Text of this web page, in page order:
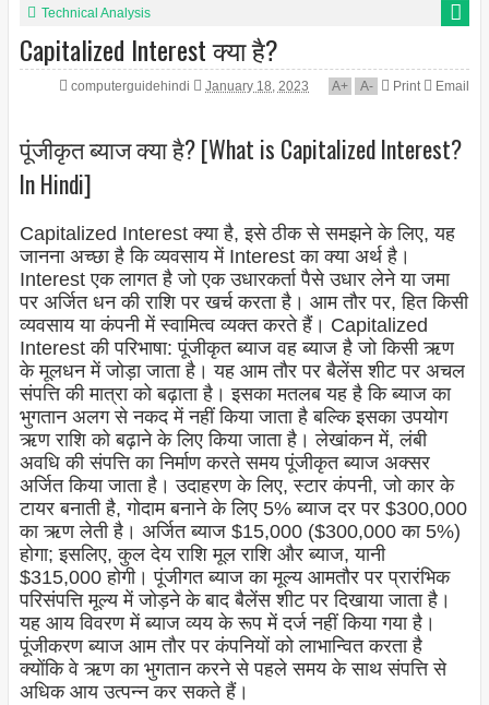
Technical Analysis
Capitalized Interest क्या है?
computerguidehindi January 18, 2023 A+ A- Print Email
पूंजीकृत ब्याज क्या है? [What is Capitalized Interest?
In Hindi]
Capitalized Interest क्या है, इसे ठीक से समझने के लिए, यह
जानना अच्छा है कि व्यवसाय में Interest का क्या अर्थ है।
Interest एक लागत है जो एक उधारकर्ता पैसे उधार लेने या जमा
पर अर्जित धन की राशि पर खर्च करता है। आम तौर पर, हित किसी
व्यवसाय या कंपनी में स्वामित्व व्यक्त करते हैं। Capitalized
Interest की परिभाषा: पूंजीकृत ब्याज वह ब्याज है जो किसी ऋण
के मूलधन में जोड़ा जाता है। यह आम तौर पर बैलेंस शीट पर अचल
संपत्ति की मात्रा को बढ़ाता है। इसका मतलब यह है कि ब्याज का
भुगतान अलग से नकद में नहीं किया जाता है बल्कि इसका उपयोग
ऋण राशि को बढ़ाने के लिए किया जाता है। लेखांकन में, लंबी
अवधि की संपत्ति का निर्माण करते समय पूंजीकृत ब्याज अक्सर
अर्जित किया जाता है। उदाहरण के लिए, स्टार कंपनी, जो कार के
टायर बनाती है, गोदाम बनाने के लिए 5% ब्याज दर पर $300,000
का ऋण लेती है। अर्जित ब्याज $15,000 ($300,000 का 5%)
होगा; इसलिए, कुल देय राशि मूल राशि और ब्याज, यानी
$315,000 होगी। पूंजीगत ब्याज का मूल्य आमतौर पर प्रारंभिक
परिसंपत्ति मूल्य में जोड़ने के बाद बैलेंस शीट पर दिखाया जाता है।
यह आय विवरण में ब्याज व्यय के रूप में दर्ज नहीं किया गया है।
पूंजीकरण ब्याज आम तौर पर कंपनियों को लाभान्वित करता है
क्योंकि वे ऋण का भुगतान करने से पहले समय के साथ संपत्ति से
अधिक आय उत्पन्न कर सकते हैं।